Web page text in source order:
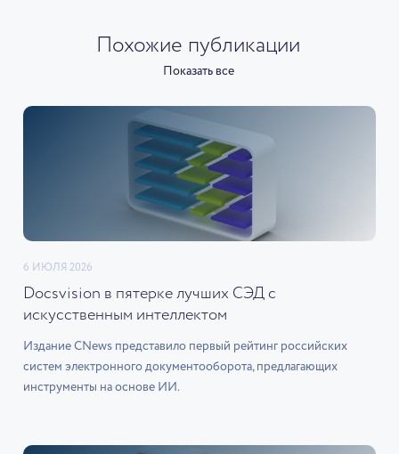
Похожие публикации
Показать все
6 ИЮЛЯ 2026
Docsvision в пятерке лучших СЭД с
искусственным интеллектом
Издание CNews представило первый рейтинг российских
систем электронного документооборота, предлагающих
инструменты на основе ИИ.